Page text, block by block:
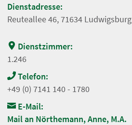
Dienstadresse:
Reuteallee 46, 71634 Ludwigsburg
Dienstzimmer:
1.246
Telefon:
+49 (0) 7141 140 - 1780
E-Mail:
Mail an Nörthemann, Anne, M.A.